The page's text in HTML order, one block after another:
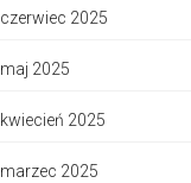
czerwiec 2025
maj 2025
kwiecień 2025
marzec 2025